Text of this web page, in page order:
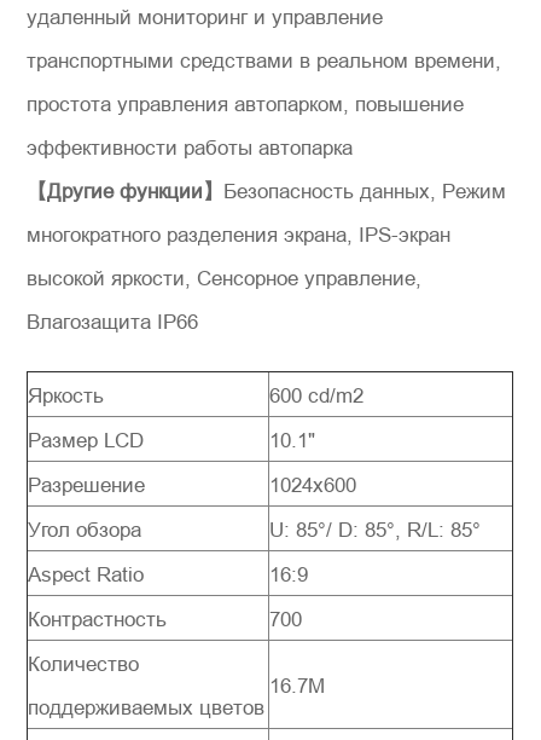
удаленный мониторинг и управление
транспортными средствами в реальном времени,
простота управления автопарком, повышение
эффективности работы автопарка
【Другие функции】
Безопасность данных, Режим
многократного разделения экрана, IPS-экран
высокой яркости, Сенсорное управление,
Влагозащита IP66
Яркость
600 cd/m2
Размер LCD
10.1"
Разрешение
1024x600
Угол обзора
U: 85°/ D: 85°, R/L: 85°
Aspect Ratio
16:9
Контрастность
700
Количество
поддерживаемых цветов
16.7M